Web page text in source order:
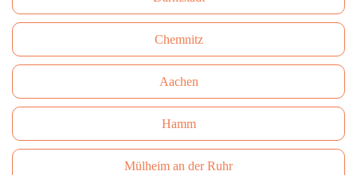
Сhemnitz
Aachen
Hamm
Mülheim an der Ruhr